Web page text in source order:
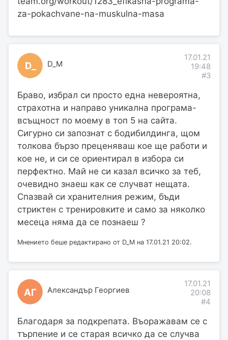
za-pokachvane-na-muskulna-masa
D_ D_M
17.01.21
19:48
#3
Браво, избрал си просто една невероятна,
страхотна и направо уникална програма-
всъщност по моему в топ 5 на сайта.
Сигурно си запознат с бодибилдинга, щом
толкова бързо преценяваш кое ще работи и
кое не, и си се ориентирал в избора си
перфектно. Май не си казал всичко за теб,
очевидно знаеш как се случват нещата.
Спазвай си хранителния режим, бъди
стриктен с тренировките и само за няколко
месеца няма да се познаеш ?
Мнението беше редактирано от D_M на 17.01.21 20:02.
АГ Александър Георгиев
17.01.21
20:08
#4
Благодаря за подкрепата. Въоражавам се с
търпение и се старая всичко да се случва